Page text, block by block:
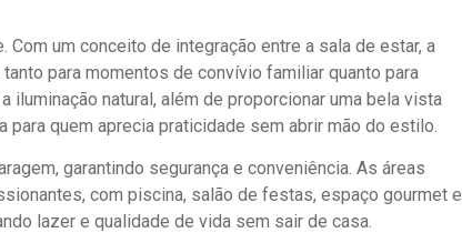
um conceito de integração entre a sala de estar, a
para momentos de convívio familiar quanto para
natural, além de proporcionar uma bela vista
quem aprecia praticidade sem abrir mão do estilo.
garantindo segurança e conveniência. As áreas
com piscina, salão de festas, espaço gourmet e
lazer e qualidade de vida sem sair de casa.